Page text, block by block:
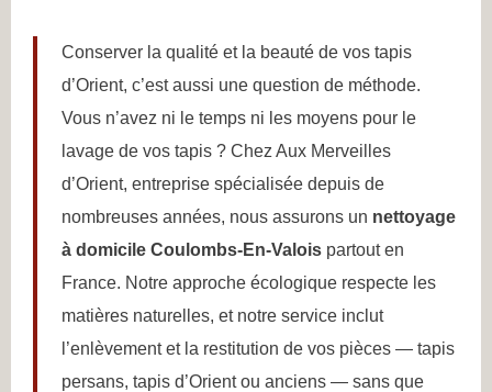
Conserver la qualité et la beauté de vos tapis
d’Orient, c’est aussi une question de méthode.
Vous n’avez ni le temps ni les moyens pour le
lavage de vos tapis ? Chez Aux Merveilles
d’Orient, entreprise spécialisée depuis de
nombreuses années, nous assurons un nettoyage
à domicile Coulombs-En-Valois partout en
France. Notre approche écologique respecte les
matières naturelles, et notre service inclut
l’enlèvement et la restitution de vos pièces — tapis
persans, tapis d’Orient ou anciens — sans que